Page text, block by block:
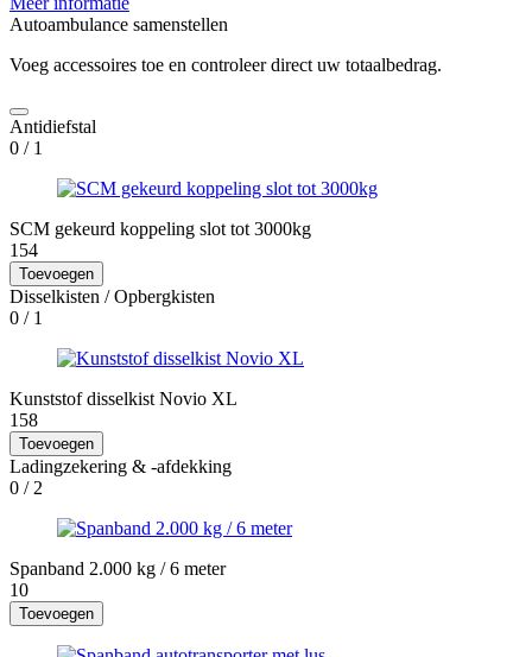
was: is:
Autoambulance samenstellen
Voeg accessoires toe en controleer direct uw totaalbedrag.
Antidiefstal
0 / 1
SCM gekeurd koppeling slot tot 3000kg
154
Toevoegen
Disselkisten / Opbergkisten
0 / 1
Kunststof disselkist Novio XL
158
Toevoegen
Ladingzekering & -afdekking
0 / 2
Spanband 2.000 kg / 6 meter
10
Toevoegen